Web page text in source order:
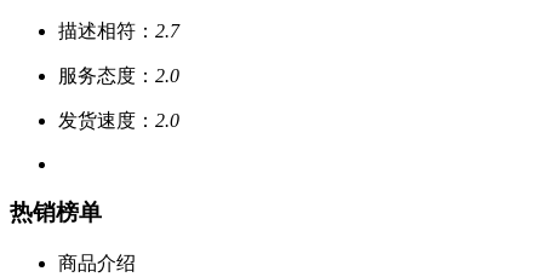
描述相符： 2.7
服务态度： 2.0
发货速度： 2.0
热销榜单
商品介绍